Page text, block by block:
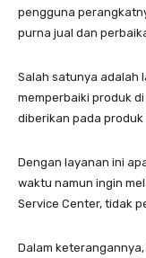
pengguna
purna jual dan
Salah satunya adalah
memperbaiki produk
diberikan pada produk
Dengan layanan ini
waktu namun ingin
Service Center, tidak
Dalam